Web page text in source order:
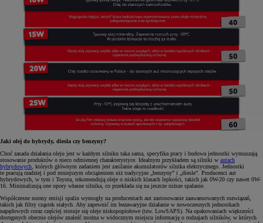
Jaki olej do hybrydy, diesla czy benzyny?
Choć zasada działania oleju jest w każdym silniku taka sama, specyfika pracy i budowa jednostki wymuszają
stosowanie produktów o nieco odmiennej charakterystyce. Idealnym przykładem są silniki w autach
hybrydowych , których głównym zadaniem jest zasilanie akumulatorów silnika elektrycznego. Jednostki
te pracują rzadziej i pod mniejszym obciążeniem niż tradycyjne „benzyny” i „diesle”. Producenci aut
hybrydowych, w tym i Toyota, rekomendują oleje o niskich klasach lepkości, takich jak 0W-20 czy nawet 0W-
16. Minimalizują one opory własne silnika, co przekłada się na jeszcze niższe spalanie.
Współczesne normy emisji spalin wymogły na producentach aut zastosowanie zaawansowanych rozwiązań,
takich jak filtry cząstek stałych. Aby zapewnić im bezawaryjne działanie w nowoczesnych jednostkach
napędowych coraz częściej stosuje się oleje niskopopiołowe (tzw. LowSAPS). Na opakowaniach większości
dostępnych obecnie olejów znaleźć można w widocznym miejscu informację o rodzajach silników, w których